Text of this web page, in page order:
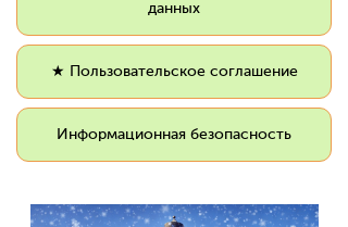
данных
★ Пользовательское соглашение
Информационная безопасность